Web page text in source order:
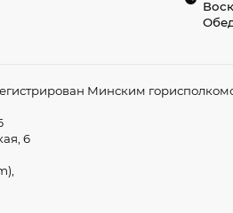
Минским горисполкомом
6